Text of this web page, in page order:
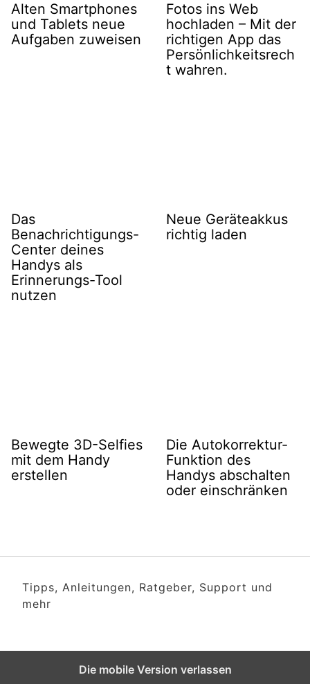
Alten Smartphones
und Tablets neue
Aufgaben zuweisen
Fotos ins Web
hochladen – Mit der
richtigen App das
Persönlichkeitsrech
t wahren.
Das
Benachrichtigungs-
Center deines
Handys als
Erinnerungs-Tool
nutzen
Neue Geräteakkus
richtig laden
Bewegte 3D-Selfies
mit dem Handy
erstellen
Die Autokorrektur-
Funktion des
Handys abschalten
oder einschränken
Tipps, Anleitungen, Ratgeber, Support und
mehr
Die mobile Version verlassen